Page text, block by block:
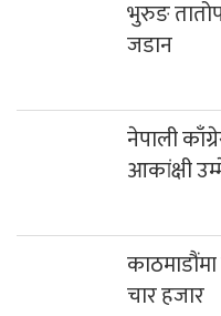
भुरुङ
जडान
नेपाली
आकांक्षी
चार हजार